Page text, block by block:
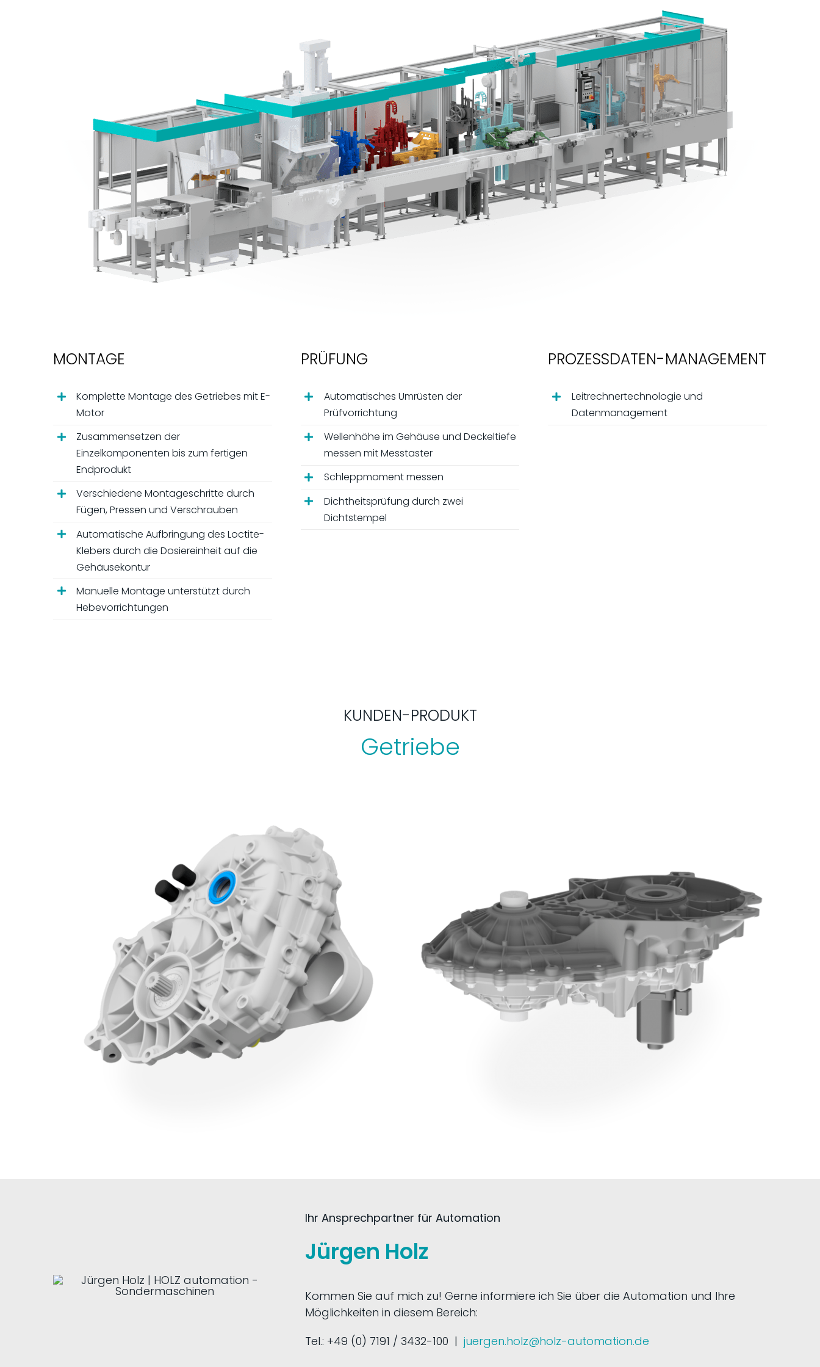
MONTAGE
Komplette Montage des Getriebes mit E-
Motor
Zusammensetzen der
Einzelkomponenten bis zum fertigen
Endprodukt
Verschiedene Montageschritte durch
Fügen, Pressen und Verschrauben
Automatische Aufbringung des Loctite-
Klebers durch die Dosiereinheit auf die
Gehäusekontur
Manuelle Montage unterstützt durch
Hebevorrichtungen
PRÜFUNG
Automatisches Umrüsten der
Prüfvorrichtung
Wellenhöhe im Gehäuse und Deckeltiefe
messen mit Messtaster
Schleppmoment messen
Dichtheitsprüfung durch zwei
Dichtstempel
PROZESSDATEN-MANAGEMENT
Leitrechnertechnologie und
Datenmanagement
KUNDEN-PRODUKT
Getriebe
Ihr Ansprechpartner für Automation
Jürgen Holz
Kommen Sie auf mich zu! Gerne informiere ich Sie über die Automation und Ihre
Möglichkeiten in diesem Bereich:
Tel.: +49 (0) 7191 / 3432-100 |juergen.holz@holz-automation.de